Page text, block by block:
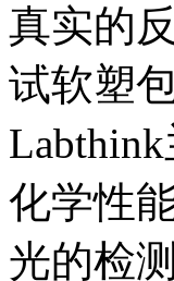
真实的
试软塑
化学性
光的检